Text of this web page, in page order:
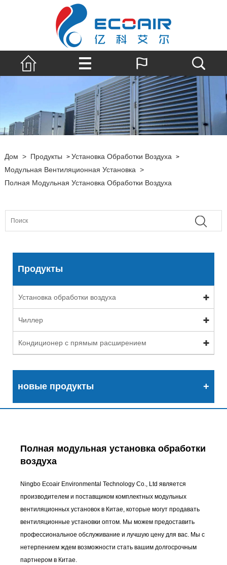
Дом > Продукты > Установка Обработки Воздуха >
Модульная Вентиляционная Установка >
Полная Модульная Установка Обработки Воздуха
Продукты
Установка обработки воздуха
Чиллер
Кондиционер с прямым расширением
новые продукты
Полная модульная установка обработки
воздуха
Ningbo Ecoair Environmental Technology Co., Ltd является
производителем и поставщиком комплектных модульных
вентиляционных установок в Китае, которые могут продавать
вентиляционные установки оптом. Мы можем предоставить
профессиональное обслуживание и лучшую цену для вас. Мы с
нетерпением ждем возможности стать вашим долгосрочным
партнером в Китае.